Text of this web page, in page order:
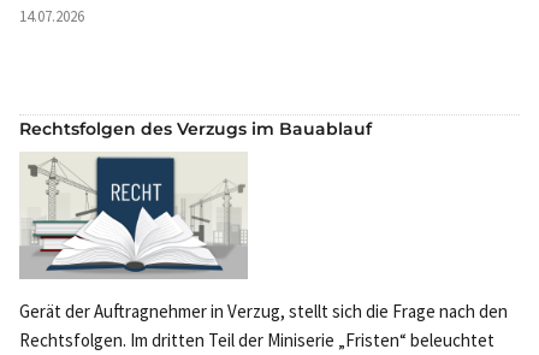
14.07.2026
Rechtsfolgen des Verzugs im Bauablauf
Gerät der Auftragnehmer in Verzug, stellt sich die Frage nach den
Rechtsfolgen. Im dritten Teil der Miniserie „Fristen“ beleuchtet